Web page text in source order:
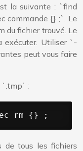
la suivante : `find
commande {} ;`. Le
du fichier trouvé. Le
exécuter. Utiliser `-
peut vous faire
`.tmp` :
rm {} ;
de tous les fichiers